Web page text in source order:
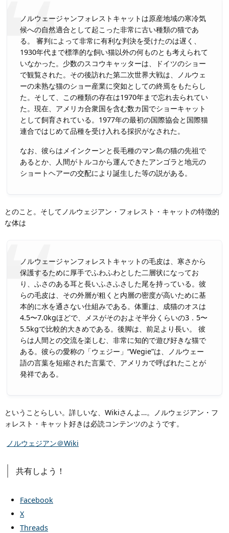
ノルウェージャンフォレストキャットは原産地域の寒冷気
候への自然適合として起こった非常に古い種類の猫であ
る。 審判によって非常に有利な判決を受けたのは遅く、
1930年代まで標準的な飼い猫以外の何ものとも考えられて
いなかった。少数のスコウキャッターは、ドイツのショー
で観覧された。その後訪れた第二次世界大戦は、ノルウェ
ーの未熟な猫のショー産業に突如としての終焉をもたらし
た。そして、この種類の存在は1970年まで忘れ去られてい
た。現在、アメリカ合衆国を含む数カ国でショーキャット
として飼育されている。1977年の最初の国際協会と国際猫
連合ではじめて品種を受け入れる採択がなされた。
なお、彼らはメインクーンと長毛種のマン島の猫の先祖で
あるとか、人間がトルコから運んできたアンゴラと地元の
ショートヘアーの交配により誕生した等の説がある。
とのこと。そしてノルウェジアン・フォレスト・キャットの特徴的
な体は
ノルウェージャンフォレストキャットの毛皮は、寒さから
保護するために厚手でふわふわとした二層状になってお
り、ふさのある耳と長いふさふさした尾を持っている。彼
らの毛皮は、その外層が粗くと内層の密度が高いために基
本的に水を通さない仕組みである。体重は、成猫のオスは
4.5〜7.0kgほどで、メスがそのおよそ半分くらいの3．5〜
5.5kgで比較的大きめである。後脚は、前足より長い。 彼
らは人間との交流を楽しむ、非常に知的で遊び好きな猫で
ある。彼らの愛称の「ウェジー」“Wegie”は、ノルウェー
語の言葉を短縮された言葉で、アメリカで呼ばれたことが
発祥である。
ということらしい。詳しいな、Wikiさんよ…。ノルウェジアン・フ
ォレスト・キャット好きは必読コンテンツのようです。
ノルウェジアン＠Wiki
共有しよう！
Facebook
X
Threads